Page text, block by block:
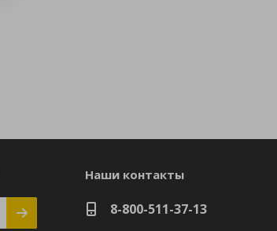
Наши контакты
8-800-511-37-13